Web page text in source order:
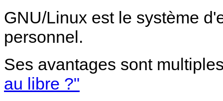
GNU/Linux est le système
personnel.
Ses avantages sont
au libre ?"